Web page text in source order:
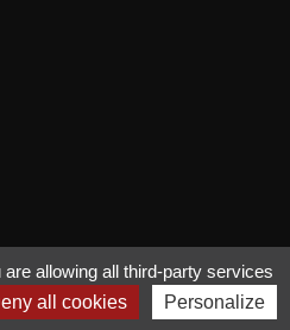
DE TOULOUSE. TOUS DROITS
VT-DESIGN 2021
are allowing all third-party services
all cookies Personalize